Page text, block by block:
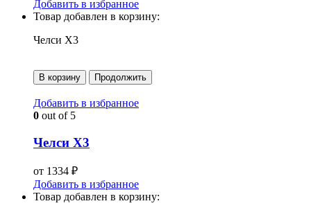
Добавить в избранное
Товар добавлен в корзину:
Челси Х3
В корзину Продолжить
Добавить в избранное
0 out of 5
Челси Х3
от 1334 ₽
Добавить в избранное
Товар добавлен в корзину: